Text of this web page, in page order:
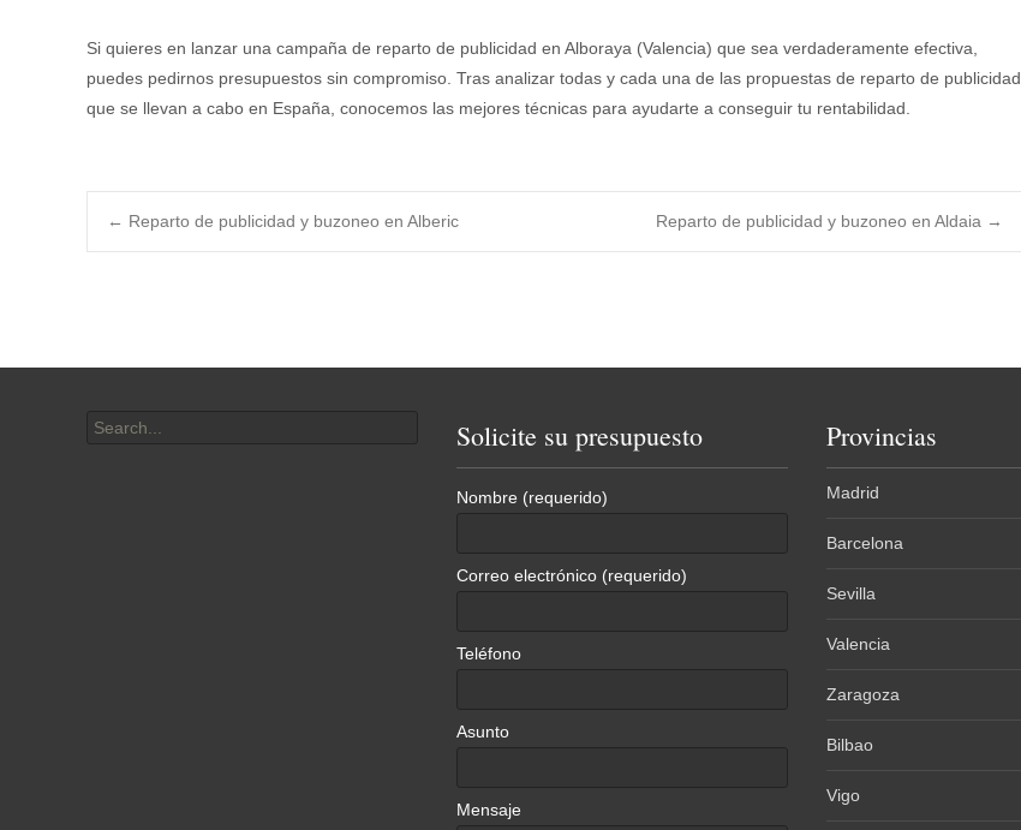
Si quieres en lanzar una campaña de reparto de publicidad en Alboraya (Valencia) que sea verdaderamente efectiva,
puedes pedirnos presupuestos sin compromiso. Tras analizar todas y cada una de las propuestas de reparto de publicidad
que se llevan a cabo en España, conocemos las mejores técnicas para ayudarte a conseguir tu rentabilidad.
Post
← Reparto de publicidad y buzoneo en Alberic Reparto de publicidad y buzoneo en Aldaia →
for:
Solicite su presupuesto
Nombre (requerido)
Correo electrónico (requerido)
Teléfono
Asunto
Mensaje
Provincias
Madrid
Barcelona
Sevilla
Valencia
Zaragoza
Bilbao
Vigo